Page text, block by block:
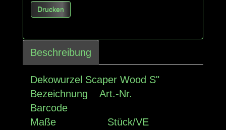
Drucken
Beschreibung
Dekowurzel Scaper Wood S"
Bezeichnung Art.-Nr.
Barcode
Maße Stück/VE